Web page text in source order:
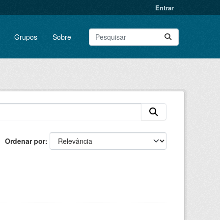
Entrar
Grupos Sobre
Ordenar por